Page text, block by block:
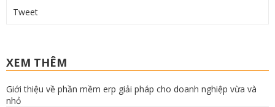
Tweet
XEM THÊM
Giới thiệu về phần mềm erp giải pháp cho doanh nghiệp vừa và
nhỏ